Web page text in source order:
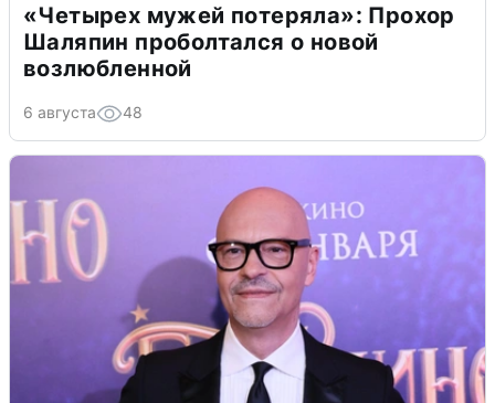
«Четырех мужей потеряла»: Прохор
Шаляпин проболтался о новой
возлюбленной
6 августа 48